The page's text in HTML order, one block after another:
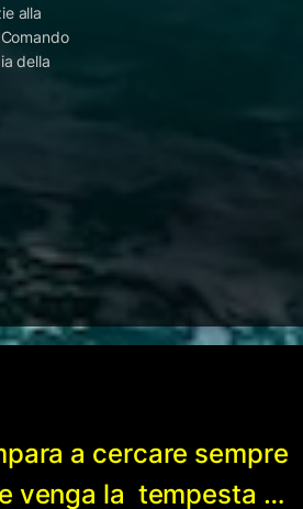
alla
della
a cercare sempre
venga la tempesta …